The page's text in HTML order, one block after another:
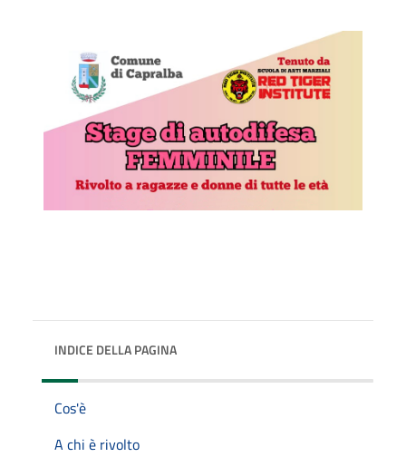
INDICE DELLA PAGINA
Cos'è
A chi è rivolto